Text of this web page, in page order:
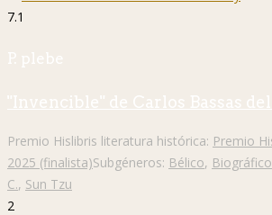
7.1
P. plebe
"Invencible" de Carlos Bassas
Premio Hislibris literatura histórica: Premio
2025 (finalista)Subgéneros: Bélico, Biográfico
C., Sun Tzu
2